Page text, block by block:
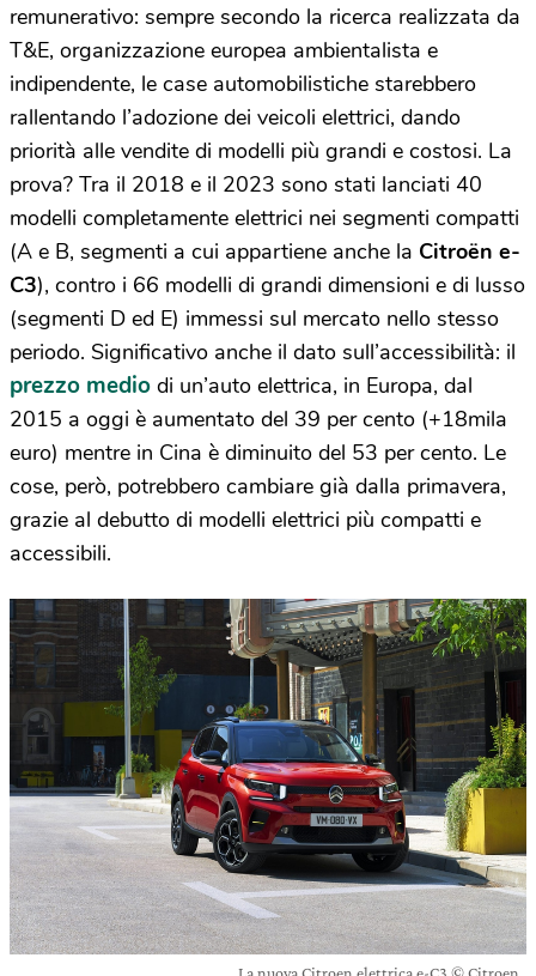
remunerativo: sempre secondo la ricerca realizzata da
T&E, organizzazione europea ambientalista e
indipendente, le case automobilistiche starebbero
rallentando l’adozione dei veicoli elettrici, dando
priorità alle vendite di modelli più grandi e costosi. La
prova? Tra il 2018 e il 2023 sono stati lanciati 40
modelli completamente elettrici nei segmenti compatti
(A e B, segmenti a cui appartiene anche la Citroën e-
C3), contro i 66 modelli di grandi dimensioni e di lusso
(segmenti D ed E) immessi sul mercato nello stesso
periodo. Significativo anche il dato sull’accessibilità: il
prezzo medio di un’auto elettrica, in Europa, dal
2015 a oggi è aumentato del 39 per cento (+18mila
euro) mentre in Cina è diminuito del 53 per cento. Le
cose, però, potrebbero cambiare già dalla primavera,
grazie al debutto di modelli elettrici più compatti e
accessibili.
La nuova Citroen elettrica e-C3 © Citroen